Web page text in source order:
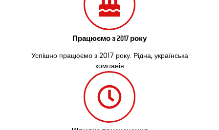
Працюємо з 2017 року
Успішно працюємо з 2017 року. Рідна, українська
компанія